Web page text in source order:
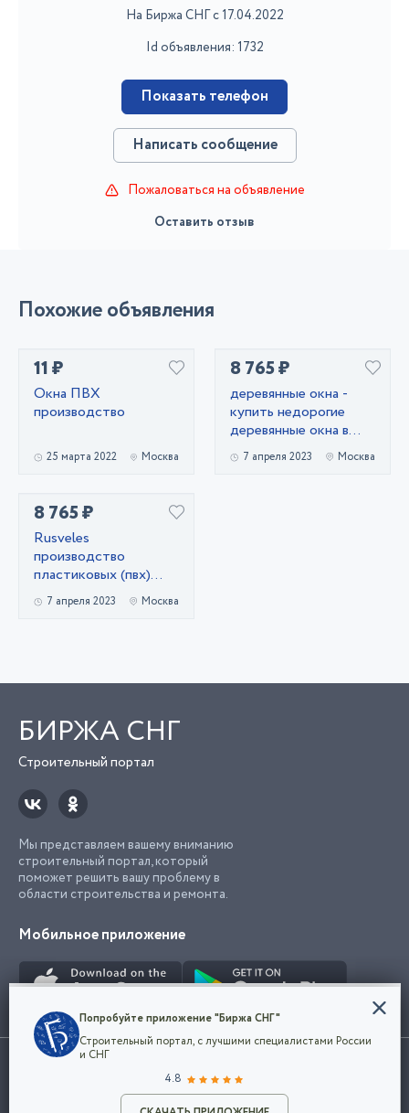
На Биржа СНГ с 17.04.2022
Id объявления: 1732
Показать телефон
Написать сообщение
Пожаловаться на объявление
Оставить отзыв
Похожие объявления
11 ₽
Окна ПВХ
производство
25 марта 2022 Москва
8 765 ₽
деревянные окна -
купить недорогие
деревянные окна в
Москве и
Московской области
7 апреля 2023 Москва
8 765 ₽
Rusveles
производство
пластиковых (пвх)
окон и дверей в
Москве и
7 апреля 2023 Москва
БИРЖА СНГ
Строительный портал
Мы представляем вашему вниманию
строительный портал, который
поможет решить вашу проблему в
области строительства и ремонта.
Мобильное приложение
Использование сайта, в том числе подача объявлений, означает
марки представленные на сайте являются собственностью их
Конфиденциальность
Мы используем файлы cookie, чтобы сделать
наш сайт удобным для каждого
Политикой конфиденциальности компании
и принимаете условия использования cookie.
Попробуйте приложение "Биржа СНГ"
Строительный портал, с лучшими специалистами России
и СНГ
4.8